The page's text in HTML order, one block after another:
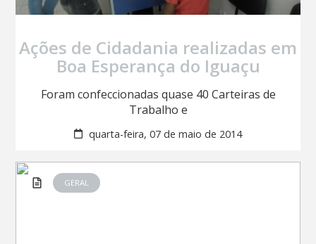
Ações de Cidadania realizadas em
Boa Esperança do Iguaçu
Foram confeccionadas quase 40 Carteiras de
Trabalho e
quarta-feira, 07 de maio de 2014
GERAL